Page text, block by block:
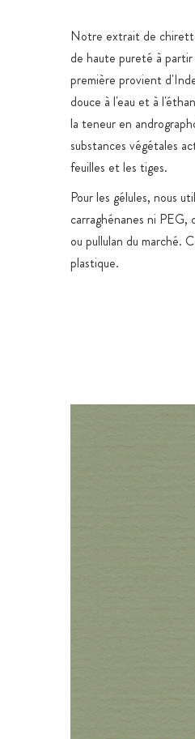
Notre extrait de
de haute pureté à
première provient
douce à l'eau et à
la teneur en
substances végétales
feuilles et les tiges.
Pour les gélules, nous
carraghénanes ni
ou pullulan du marché.
plastique.